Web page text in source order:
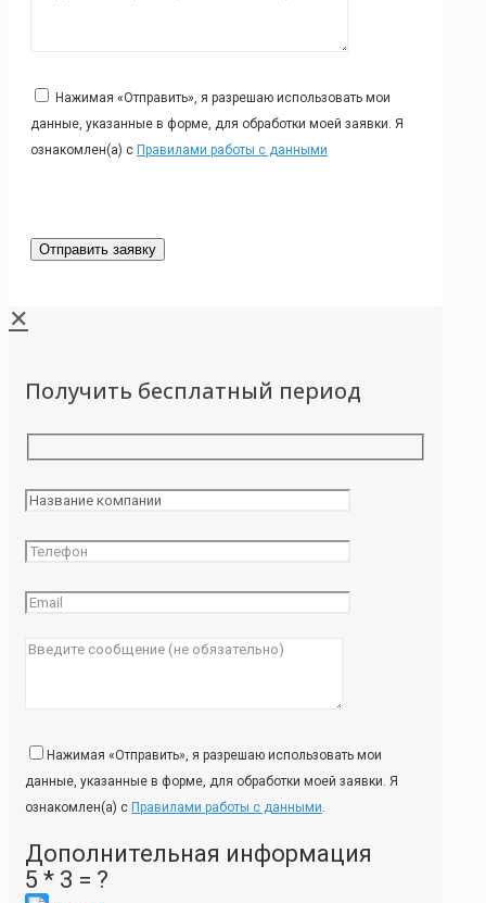
Нажимая «Отправить», я разрешаю использовать мои
данные, указанные в форме, для обработки моей заявки. Я
ознакомлен(а) с Правилами работы с данными
✕
Получить бесплатный период
Нажимая «Отправить», я разрешаю использовать мои
данные, указанные в форме, для обработки моей заявки. Я
ознакомлен(а) с Правилами работы с данными.
Дополнительная информация
5 * 3 = ?